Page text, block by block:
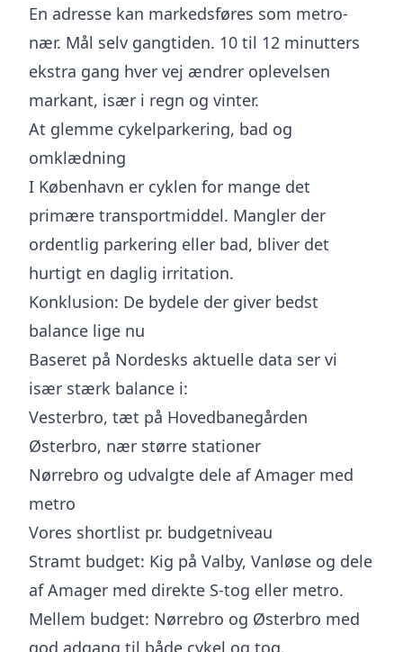
En adresse kan markedsføres som metro-
nær. Mål selv gangtiden. 10 til 12 minutters
ekstra gang hver vej ændrer oplevelsen
markant, især i regn og vinter.
At glemme cykelparkering, bad og
omklædning
I København er cyklen for mange det
primære transportmiddel. Mangler der
ordentlig parkering eller bad, bliver det
hurtigt en daglig irritation.
Konklusion: De bydele der giver bedst
balance lige nu
Baseret på Nordesks aktuelle data ser vi
især stærk balance i:
Vesterbro, tæt på Hovedbanegården
Østerbro, nær større stationer
Nørrebro og udvalgte dele af Amager med
metro
Vores shortlist pr. budgetniveau
Stramt budget: Kig på Valby, Vanløse og dele
af Amager med direkte S-tog eller metro.
Mellem budget: Nørrebro og Østerbro med
god adgang til både cykel og tog.